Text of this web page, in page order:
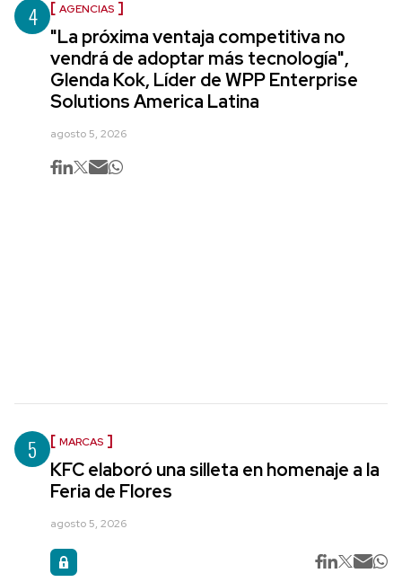
4 AGENCIAS
"La próxima ventaja competitiva no
vendrá de adoptar más tecnología",
Glenda Kok, Líder de WPP Enterprise
Solutions America Latina
agosto 5, 2026
5 MARCAS
KFC elaboró una silleta en homenaje a la
Feria de Flores
agosto 5, 2026